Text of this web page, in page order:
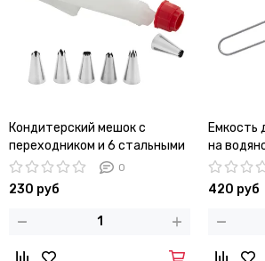
Кондитерский мешок с
переходником и 6 стальными
насадками Kamille KM-7779
0
230 руб
Емкость
на
7790
420 руб